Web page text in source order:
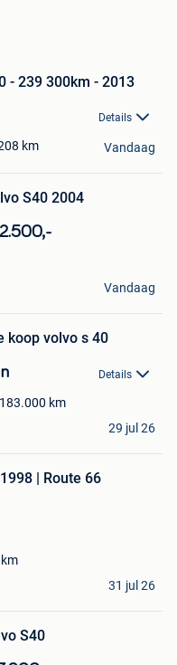
- 239 300km - 2013
Details
km Vandaag
S40 2004
Vandaag
koop volvo s 40
Details
183.000 km
29 jul 26
| Route 66
km
31 jul 26
S40